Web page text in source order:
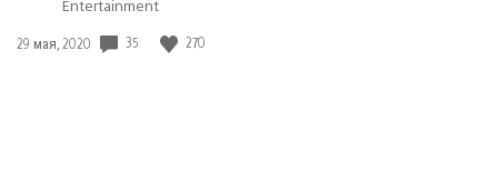
PlayStation
5
Entertainment
Дата
29 мая, 2020 35 270